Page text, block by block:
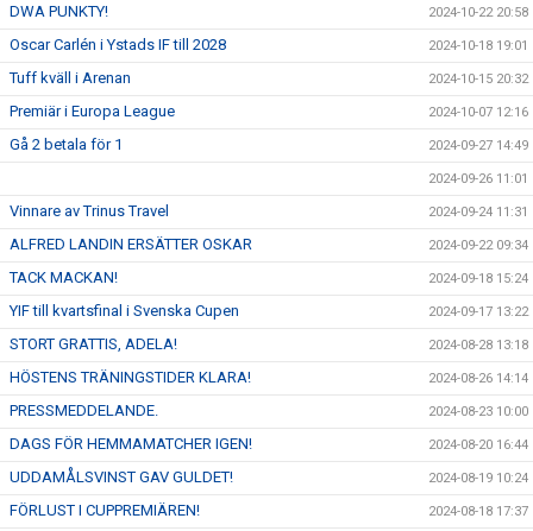
DWA PUNKTY! 2024-10-22 20:58
Oscar Carlén i Ystads IF till 2028 2024-10-18 19:01
Tuff kväll i Arenan 2024-10-15 20:32
Premiär i Europa League 2024-10-07 12:16
Gå 2 betala för 1 2024-09-27 14:49
2024-09-26 11:01
Vinnare av Trinus Travel 2024-09-24 11:31
ALFRED LANDIN ERSÄTTER OSKAR 2024-09-22 09:34
TACK MACKAN! 2024-09-18 15:24
YIF till kvartsfinal i Svenska Cupen 2024-09-17 13:22
STORT GRATTIS, ADELA! 2024-08-28 13:18
HÖSTENS TRÄNINGSTIDER KLARA! 2024-08-26 14:14
PRESSMEDDELANDE. 2024-08-23 10:00
DAGS FÖR HEMMAMATCHER IGEN! 2024-08-20 16:44
UDDAMÅLSVINST GAV GULDET! 2024-08-19 10:24
FÖRLUST I CUPPREMIÄREN! 2024-08-18 17:37